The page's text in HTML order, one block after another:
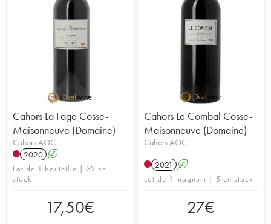
Cahors La Fage Cosse-
Maisonneuve (Domaine)
Cahors AOC
2020 A
Lot de 1 bouteille | 32 en
stock
17,50€
Cahors Le Combal Cosse-
Maisonneuve (Domaine)
Cahors AOC
2021 A
Lot de 1 magnum | 5 en stock
27€